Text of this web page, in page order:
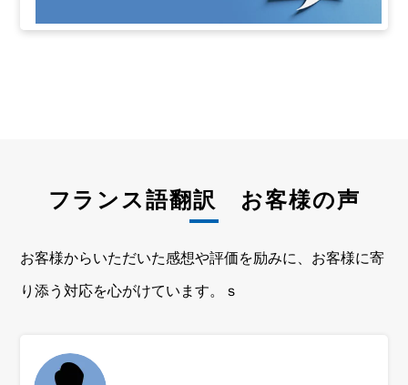
フランス語翻訳 お客様の声
お客様からいただいた感想や評価を励みに、お客様に寄
り添う対応を心がけています。ｓ